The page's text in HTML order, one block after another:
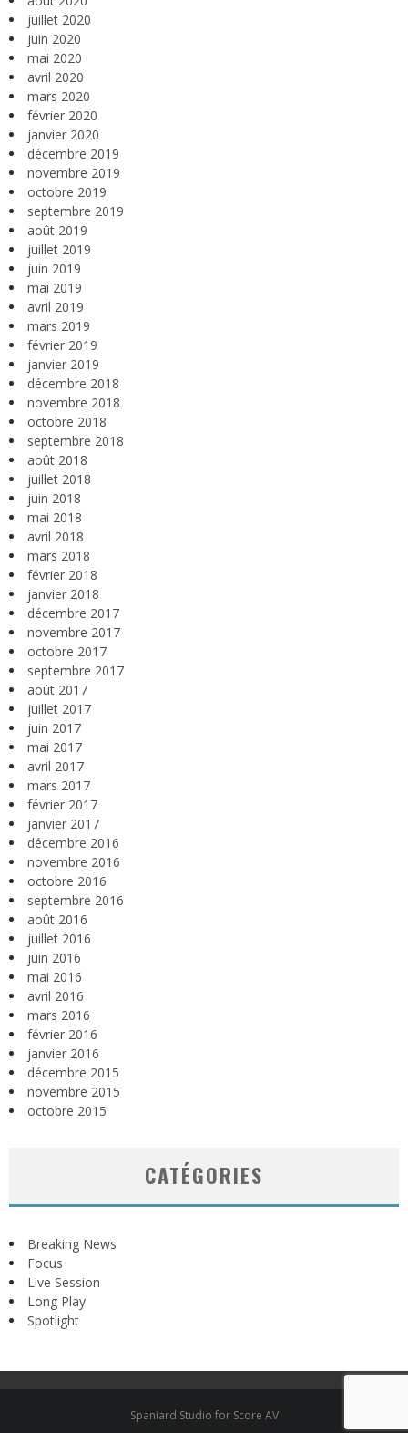
juillet 2020
juin 2020
mai 2020
avril 2020
mars 2020
février 2020
janvier 2020
décembre 2019
novembre 2019
octobre 2019
septembre 2019
août 2019
juillet 2019
juin 2019
mai 2019
avril 2019
mars 2019
février 2019
janvier 2019
décembre 2018
novembre 2018
octobre 2018
septembre 2018
août 2018
juillet 2018
juin 2018
mai 2018
avril 2018
mars 2018
février 2018
janvier 2018
décembre 2017
novembre 2017
octobre 2017
septembre 2017
août 2017
juillet 2017
juin 2017
mai 2017
avril 2017
mars 2017
février 2017
janvier 2017
décembre 2016
novembre 2016
octobre 2016
septembre 2016
août 2016
juillet 2016
juin 2016
mai 2016
avril 2016
mars 2016
février 2016
janvier 2016
décembre 2015
novembre 2015
octobre 2015
CATÉGORIES
Breaking News
Focus
Live Session
Long Play
Spotlight
Spaniard Studio for Score AV